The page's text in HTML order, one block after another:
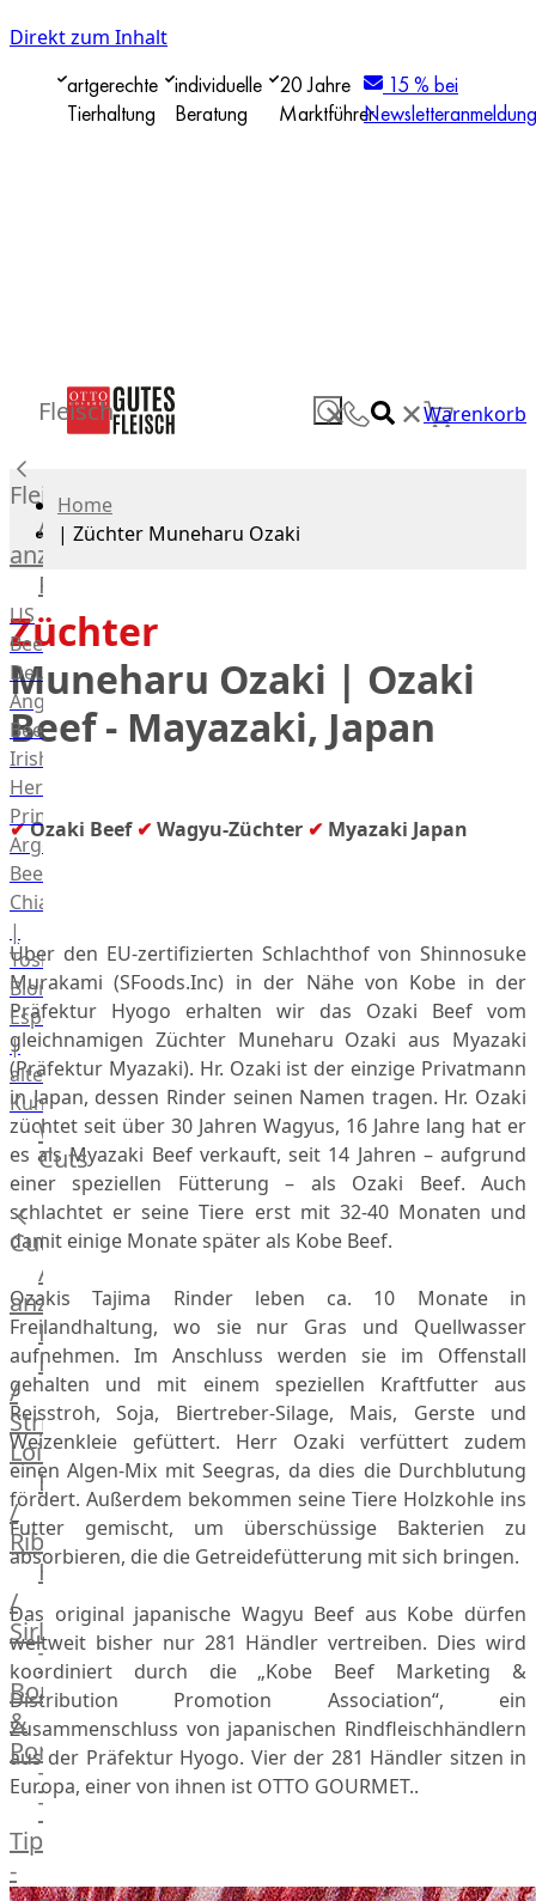
Direkt zum Inhalt
artgerechte
Tierhaltung
individuelle
Beratung
20 Jahre
Marktführer
15 % bei
Newsletteranmeldung
✕ ✕Warenkorb
Fleisch
Fleisch
Alle
anzeigen
Rind
US
Beef
Deutsches
Angus
Beef
Irish
Hereford
Prime
Argentina
Beef
Chianina
|
Toskana
Blonda
Espanola
|
alte
Kuh
Wagyu
Beef
Morgan
Ranch
Wagyu
Japanisches
Wagyu
Beef
Japanisches
Kobe
Wagyu
Australian
F1
Wagyu
Deutsches
Wagyu
Irish
Veire
F1
Wagyu
Beef
Schwein
Ibérico
Schwein
Joselito
Ibérico
70%
Cuts
Cuts
Alle
anzeigen
Filet
Rumpsteak
/
Strip
Loin
Entrecote
/
Ribeye
Hüftsteak
/
Sirloin
T-
Bone
&
Porterhouse
Tomahawk
Tri
Tip
-
Home
| Züchter Muneharu Ozaki
Züchter
Muneharu Ozaki | Ozaki
Beef - Mayazaki, Japan
✔Ozaki Beef ✔ Wagyu-Züchter ✔ Myazaki Japan
Über den EU-zertifizierten Schlachthof von Shinnosuke
Murakami (SFoods.Inc) in der Nähe von Kobe in der
Präfektur Hyogo erhalten wir das Ozaki Beef vom
gleichnamigen Züchter Muneharu Ozaki aus Myazaki
(Präfektur Myazaki). Hr. Ozaki ist der einzige Privatmann
in Japan, dessen Rinder seinen Namen tragen. Hr. Ozaki
züchtet seit über 30 Jahren Wagyus, 16 Jahre lang hat er
es als Myazaki Beef verkauft, seit 14 Jahren – aufgrund
einer speziellen Fütterung – als Ozaki Beef. Auch
schlachtet er seine Tiere erst mit 32-40 Monaten und
damit einige Monate später als Kobe Beef.
Ozakis Tajima Rinder leben ca. 10 Monate in
Freilandhaltung, wo sie nur Gras und Quellwasser
aufnehmen. Im Anschluss werden sie im Offenstall
gehalten und mit einem speziellen Kraftfutter aus
Reisstroh, Soja, Biertreber-Silage, Mais, Gerste und
Weizenkleie gefüttert. Herr Ozaki verfüttert zudem
einen Algen-Mix mit Seegras, da dies die Durchblutung
fördert. Außerdem bekommen seine Tiere Holzkohle ins
Futter gemischt, um überschüssige Bakterien zu
absorbieren, die die Getreidefütterung mit sich bringen.
Das original japanische Wagyu Beef aus Kobe dürfen
weltweit bisher nur 281 Händler vertreiben. Dies wird
koordiniert durch die „Kobe Beef Marketing &
Distribution Promotion Association“, ein
Zusammenschluss von japanischen Rindfleischhändlern
aus der Präfektur Hyogo. Vier der 281 Händler sitzen in
Europa, einer von ihnen ist OTTO GOURMET..